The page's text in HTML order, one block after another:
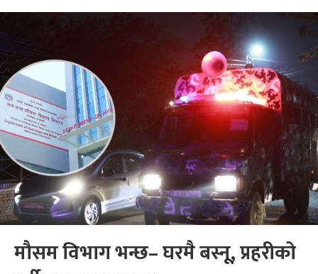
मौसम विभाग भन्छ– घरमै बस्नू, प्रहरीको